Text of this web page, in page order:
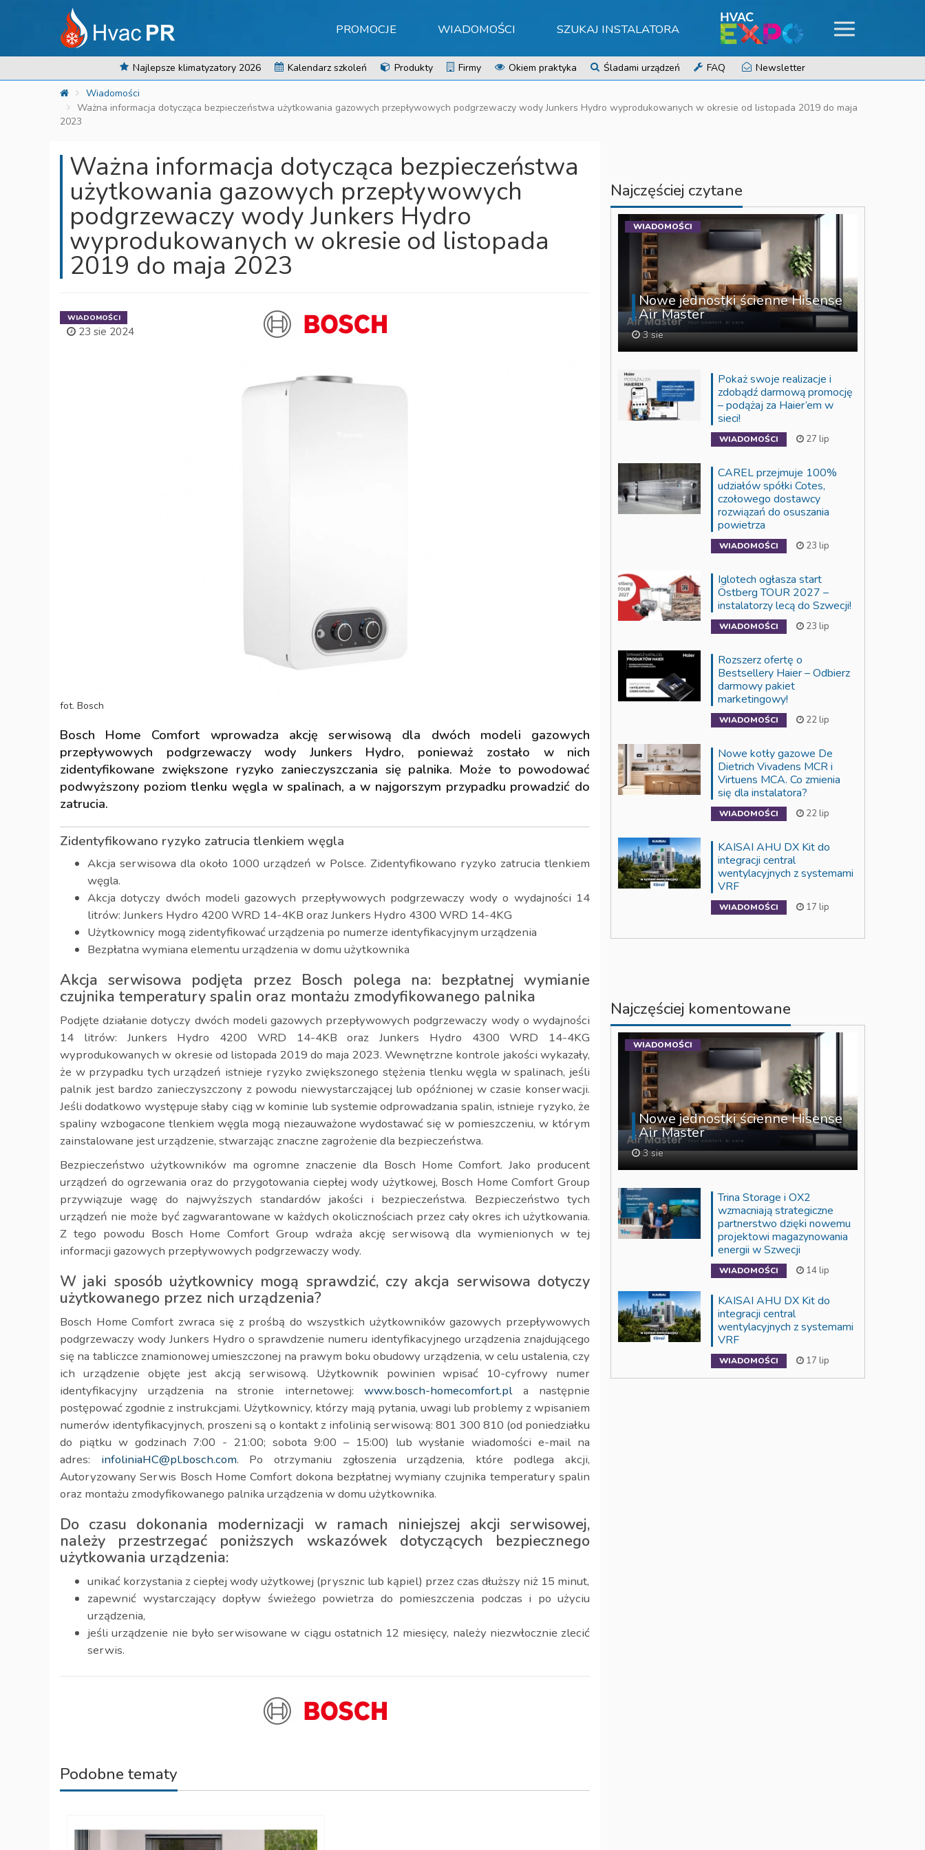
PROMOCJE WIADOMOŚCI SZUKAJ INSTALATORA
Najlepsze klimatyzatory 2026 Kalendarz szkoleń Produkty Firmy Okiem praktyka Śladami urządzeń FAQ
Newsletter
Wiadomości
Ważna informacja dotycząca bezpieczeństwa użytkowania gazowych przepływowych podgrzewaczy wody Junkers Hydro wyprodukowanych w okresie od listopada 2019 do maja
2023
Ważna informacja dotycząca bezpieczeństwa
użytkowania gazowych przepływowych
podgrzewaczy wody Junkers Hydro
wyprodukowanych w okresie od listopada
2019 do maja 2023
WIADOMOŚCI
23 sie 2024
fot. Bosch
Bosch Home Comfort wprowadza akcję serwisową dla dwóch modeli gazowych
przepływowych podgrzewaczy wody Junkers Hydro, ponieważ zostało w nich
zidentyfikowane zwiększone ryzyko zanieczyszczania się palnika. Może to powodować
podwyższony poziom tlenku węgla w spalinach, a w najgorszym przypadku prowadzić do
zatrucia.
Zidentyfikowano ryzyko zatrucia tlenkiem węgla
Akcja serwisowa dla około 1000 urządzeń w Polsce. Zidentyfikowano ryzyko zatrucia tlenkiem
węgla.
Akcja dotyczy dwóch modeli gazowych przepływowych podgrzewaczy wody o wydajności 14
litrów: Junkers Hydro 4200 WRD 14-4KB oraz Junkers Hydro 4300 WRD 14-4KG
Użytkownicy mogą zidentyfikować urządzenia po numerze identyfikacyjnym urządzenia
Bezpłatna wymiana elementu urządzenia w domu użytkownika
Akcja serwisowa podjęta przez Bosch polega na: bezpłatnej wymianie
czujnika temperatury spalin oraz montażu zmodyfikowanego palnika
Podjęte działanie dotyczy dwóch modeli gazowych przepływowych podgrzewaczy wody o wydajności
14 litrów: Junkers Hydro 4200 WRD 14-4KB oraz Junkers Hydro 4300 WRD 14-4KG
wyprodukowanych w okresie od listopada 2019 do maja 2023. Wewnętrzne kontrole jakości wykazały,
że w przypadku tych urządzeń istnieje ryzyko zwiększonego stężenia tlenku węgla w spalinach, jeśli
palnik jest bardzo zanieczyszczony z powodu niewystarczającej lub opóźnionej w czasie konserwacji.
Jeśli dodatkowo występuje słaby ciąg w kominie lub systemie odprowadzania spalin, istnieje ryzyko, że
spaliny wzbogacone tlenkiem węgla mogą niezauważone wydostawać się w pomieszczeniu, w którym
zainstalowane jest urządzenie, stwarzając znaczne zagrożenie dla bezpieczeństwa.
Bezpieczeństwo użytkowników ma ogromne znaczenie dla Bosch Home Comfort. Jako producent
urządzeń do ogrzewania oraz do przygotowania ciepłej wody użytkowej, Bosch Home Comfort Group
przywiązuje wagę do najwyższych standardów jakości i bezpieczeństwa. Bezpieczeństwo tych
urządzeń nie może być zagwarantowane w każdych okolicznościach przez cały okres ich użytkowania.
Z tego powodu Bosch Home Comfort Group wdraża akcję serwisową dla wymienionych w tej
informacji gazowych przepływowych podgrzewaczy wody.
W jaki sposób użytkownicy mogą sprawdzić, czy akcja serwisowa dotyczy
użytkowanego przez nich urządzenia?
Bosch Home Comfort zwraca się z prośbą do wszystkich użytkowników gazowych przepływowych
podgrzewaczy wody Junkers Hydro o sprawdzenie numeru identyfikacyjnego urządzenia znajdującego
się na tabliczce znamionowej umieszczonej na prawym boku obudowy urządzenia, w celu ustalenia, czy
ich urządzenie objęte jest akcją serwisową. Użytkownik powinien wpisać 10-cyfrowy numer
identyfikacyjny urządzenia na stronie internetowej:www.bosch-homecomfort.pla następnie
postępować zgodnie z instrukcjami. Użytkownicy, którzy mają pytania, uwagi lub problemy z wpisaniem
numerów identyfikacyjnych, proszeni są o kontakt z infolinią serwisową: 801 300 810 (od poniedziałku
do piątku w godzinach 7:00 - 21:00; sobota 9:00 – 15:00) lub wysłanie wiadomości e-mail na
adres: infoliniaHC@pl.bosch.com. Po otrzymaniu zgłoszenia urządzenia, które podlega akcji,
Autoryzowany Serwis Bosch Home Comfort dokona bezpłatnej wymiany czujnika temperatury spalin
oraz montażu zmodyfikowanego palnika urządzenia w domu użytkownika.
Do czasu dokonania modernizacji w ramach niniejszej akcji serwisowej,
należy przestrzegać poniższych wskazówek dotyczących bezpiecznego
użytkowania urządzenia:
unikać korzystania z ciepłej wody użytkowej (prysznic lub kąpiel) przez czas dłuższy niż 15 minut,
zapewnić wystarczający dopływ świeżego powietrza do pomieszczenia podczas i po użyciu
urządzenia,
jeśli urządzenie nie było serwisowane w ciągu ostatnich 12 miesięcy, należy niezwłocznie zlecić
serwis.
Podobne tematy
Najczęściej czytane
Nowe jednostki ścienne Hisense
Air Master
3 sie
WIADOMOŚCI
Pokaż swoje realizacje i
zdobądź darmową promocję
– podążaj za Haier’em w
sieci!
WIADOMOŚCI 27 lip
CAREL przejmuje 100%
udziałów spółki Cotes,
czołowego dostawcy
rozwiązań do osuszania
powietrza
WIADOMOŚCI 23 lip
Iglotech ogłasza start
Östberg TOUR 2027 –
instalatorzy lecą do Szwecji!
WIADOMOŚCI 23 lip
Rozszerz ofertę o
Bestsellery Haier – Odbierz
darmowy pakiet
marketingowy!
WIADOMOŚCI 22 lip
Nowe kotły gazowe De
Dietrich Vivadens MCR i
Virtuens MCA. Co zmienia
się dla instalatora?
WIADOMOŚCI 22 lip
KAISAI AHU DX Kit do
integracji central
wentylacyjnych z systemami
VRF
WIADOMOŚCI 17 lip
Najczęściej komentowane
Nowe jednostki ścienne Hisense
Air Master
3 sie
WIADOMOŚCI
Trina Storage i OX2
wzmacniają strategiczne
partnerstwo dzięki nowemu
projektowi magazynowania
energii w Szwecji
WIADOMOŚCI 14 lip
KAISAI AHU DX Kit do
integracji central
wentylacyjnych z systemami
VRF
WIADOMOŚCI 17 lip